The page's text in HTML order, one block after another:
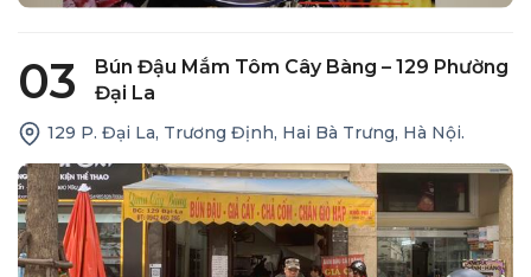
03
Bún Đậu Mắm Tôm Cây Bàng – 129 Phường
Đại La
129 P. Đại La, Trương Định, Hai Bà Trưng, Hà Nội.